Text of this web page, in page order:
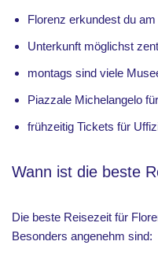
Florenz erkundest du
Unterkunft möglichst
montags sind viele
Piazzale Michelangelo
frühzeitig Tickets für
Wann ist die beste
Die beste Reisezeit für
Besonders angenehm sind: